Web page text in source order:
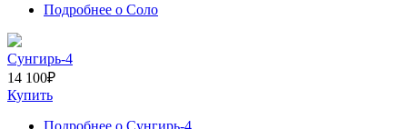
Подробнее о Соло
Сунгирь-4
14 100₽
Купить
Подробнее о Сунгирь-4